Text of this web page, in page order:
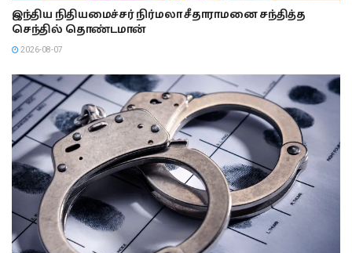
இந்திய நிதியமைச்சர் நிர்மலா சீதாராமனை சந்தித்த
செந்தில் தொண்டமான்
2026-08-07